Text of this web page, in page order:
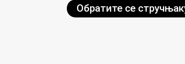
Обратите се